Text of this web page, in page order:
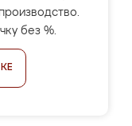
без %.